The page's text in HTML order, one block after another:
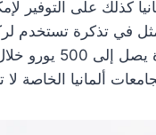
في تذكرة تستخدم
فترة الدراسة كلها.
الخاصة لا تكون أقل من